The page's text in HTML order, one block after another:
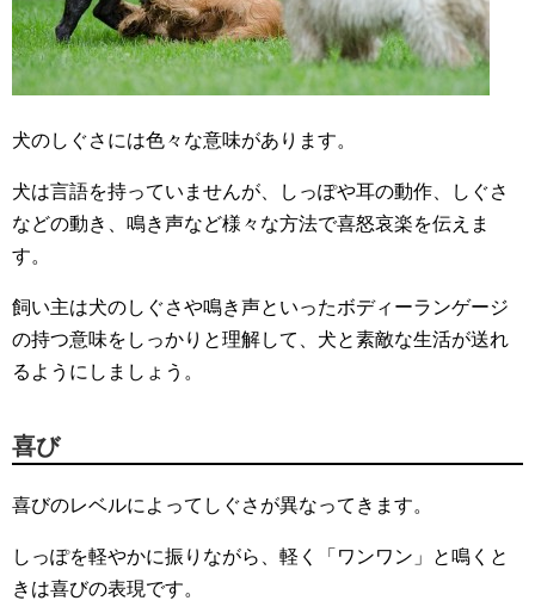
犬のしぐさには色々な意味があります。
犬は言語を持っていませんが、しっぽや耳の動作、しぐさ
などの動き、鳴き声など様々な方法で喜怒哀楽を伝えま
す。
飼い主は犬のしぐさや鳴き声といったボディーランゲージ
の持つ意味をしっかりと理解して、犬と素敵な生活が送れ
るようにしましょう。
喜び
喜びのレベルによってしぐさが異なってきます。
しっぽを軽やかに振りながら、軽く「ワンワン」と鳴くと
きは喜びの表現です。